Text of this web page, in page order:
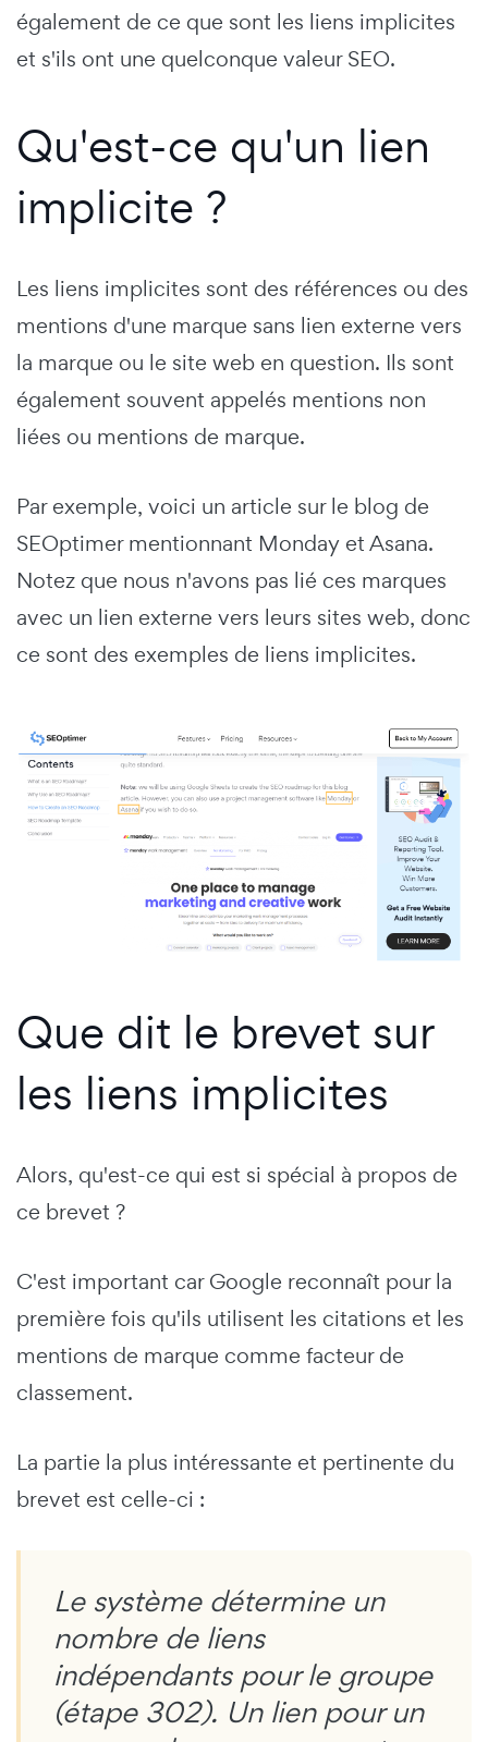
également de ce que sont les liens implicites
et s'ils ont une quelconque valeur SEO.
Qu'est-ce qu'un lien
implicite ?
Les liens implicites sont des références ou des
mentions d'une marque sans lien externe vers
la marque ou le site web en question. Ils sont
également souvent appelés mentions non
liées ou mentions de marque.
Par exemple, voici un article sur le blog de
SEOptimer mentionnant Monday et Asana.
Notez que nous n'avons pas lié ces marques
avec un lien externe vers leurs sites web, donc
ce sont des exemples de liens implicites.
Que dit le brevet sur
les liens implicites
Alors, qu'est-ce qui est si spécial à propos de
ce brevet ?
C'est important car Google reconnaît pour la
première fois qu'ils utilisent les citations et les
mentions de marque comme facteur de
classement.
La partie la plus intéressante et pertinente du
brevet est celle-ci :
Le système détermine un
nombre de liens
indépendants pour le groupe
(étape 302). Un lien pour un